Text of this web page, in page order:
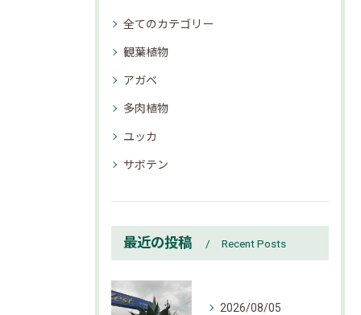
全てのカテゴリー
観葉植物
アガベ
多肉植物
ユッカ
サボテン
最近の投稿 Recent Posts
2026/08/05